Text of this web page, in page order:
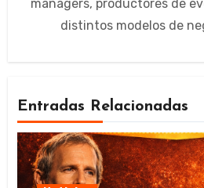
managers, productores de
distintos modelos de
Entradas Relacionadas